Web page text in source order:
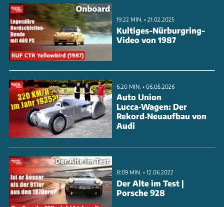
ehemaligen Rennfahrers Gunter Thiel auf, dessen
restaurierter 300 SL laut Gutachten manipulierte
Nummern aufweist. Die Dokumentation zeigt auch
die aktuelle Untersuchung eines 300 SL Roadsters
von 1957 mit erschütternden Ergebnissen. Zu sehen
am 15
ANZEIGE
19:22 MIN. • 21.02.2025
Kultiges-Nürburgring-
Video von 1987
6:20 MIN. • 06.05.2026
Auto Union
Lucca‑Wagen: Der
Rekord‑Neuaufbau von
Audi
8:09 MIN. • 12.06.2022
Der Alte im Test |
Porsche 928